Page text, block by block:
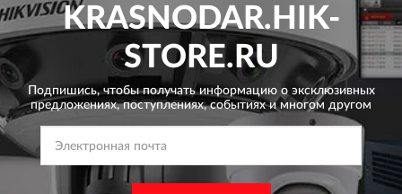
KRASNODAR.HIK-
STORE.RU
Подпишись, чтобы получать информацию о эксклюзивных
предложениях,поступлениях, событиях и многом другом